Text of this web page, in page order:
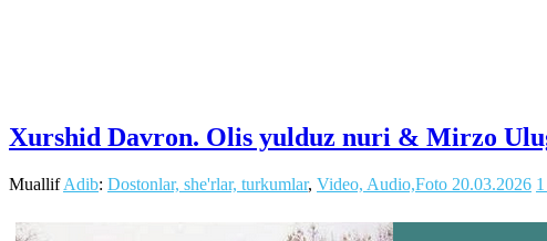
Xurshid Davron. Olis yulduz nuri & Mirzo
MuallifAdib: Dostonlar, she'rlar, turkumlar, Video, Audio,Foto 20.03.2026